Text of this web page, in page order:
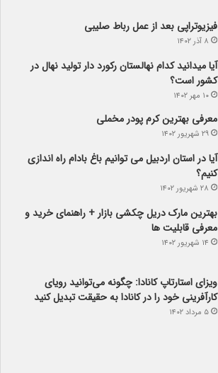
فیزیوتراپی بعد از عمل رباط صلیبی
۸ آذر ۱۴۰۲
آیا می­دانید کدام نهالستان رکورد دار تولید نهال­ در
کشور است؟
۱۰ مهر ۱۴۰۲
معرفی بهترین کرم پودر مخملی
۲۹ شهریور ۱۴۰۲
آیا در استان اردبیل می توانیم باغ بادام راه اندازی
کنیم؟
۲۸ شهریور ۱۴۰۲
بهترین مارک دریل چکشی بازار + راهنمای خرید و
معرفی قابلیت ها
۱۴ شهریور ۱۴۰۲
ویزای استارتاپ کانادا: چگونه می‌توانید رویای
کارآفرینی خود را در کانادا به حقیقت تبدیل کنید
۵ مرداد ۱۴۰۲